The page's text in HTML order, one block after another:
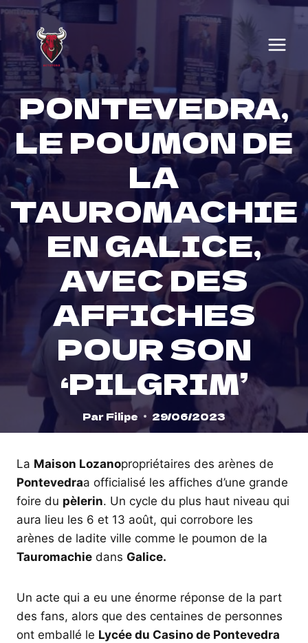
Skip
content
PONTEVEDRA,
LE POUMON DE
LA
TAUROMACHIE
EN GALICE,
AVEC DES
AFFICHES
POUR SON
‘PILGRIM’
Par Filipe 29/06/2023
La Maison Lozanopropriétaires des arènes de
Pontevedraa officialisé les affiches d’une grande
foire du pèlerin. Un cycle du plus haut niveau qui
aura lieu les 6 et 13 août, qui corrobore les
arènes de ladite ville comme le poumon de la
Tauromachie dans Galice.
Un acte qui a eu une énorme réponse de la part
des fans, alors que des centaines de personnes
ont emballé le Lycée du Casino de Pontevedra